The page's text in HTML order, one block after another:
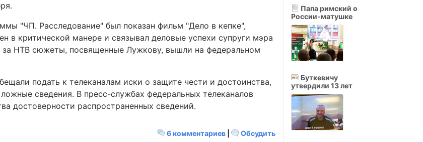
"ЧП. Расследование" был показан фильм "Дело в кепке",
критической манере и связывал деловые успехи супруги мэра
НТВ сюжеты, посвященные Лужкову, вышли на федеральном
подать к телеканалам иски о защите чести и достоинства,
сведения. В пресс-службах федеральных телеканалов
достоверности распространенных сведений.
6 комментариев Обсудить
Папа римский о
России-матушке
Буткевичу
утвердили 13 лет